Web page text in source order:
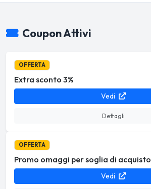
Coupon Attivi
OFFERTA
Extra sconto 3%
Vedi
Dettagli
OFFERTA
Promo omaggi per soglia di acquisto
Vedi